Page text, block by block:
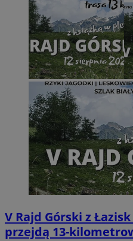
V Rajd Górski z
przejdą 13-